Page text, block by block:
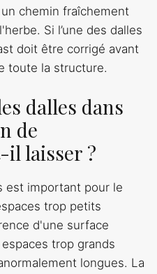
chemin fraîchement
Si l’une des dalles
doit être corrigé avant
toute la structure.
dalles dans
de
laisser ?
est important pour le
trop petits
d'une surface
trop grands
longues. La